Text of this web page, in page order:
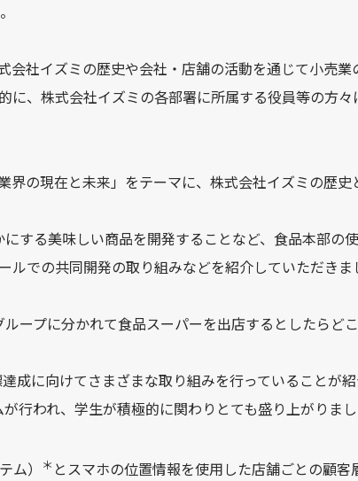
社イズミの歴史や会社・店舗の活動を通じて小売業
、株式会社イズミの各部署に所属する役員等の方々
の現在と未来」をテーマに、株式会社イズミの歴史
する美味しい商品を開発することなど、食品本部の
での共同開発の取り組みなどを紹介していただきま
ープに分かれて食品スーパーを出店するとしたらど
成に向けてさまざまな取り組みを行っていることが紹
行われ、学生が積極的に関わりとても盛り上がりまし
ム） ＊ とスマホの位置情報を使用した店舗ごとの顧客